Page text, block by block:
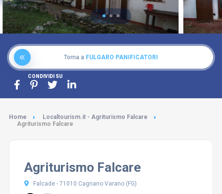
Torna a FULGARO PANIFICATORI
CONDIVIDI SU
Home
Localtourism.it - Agriturismo Falcare
Agriturismo Falcare
Agriturismo Falcare
Falcade - 71010 Cagnano Varano (FG)